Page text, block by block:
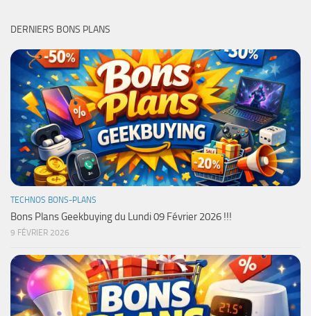
DERNIERS BONS PLANS
TECHNOS BONS-PLANS
Bons Plans Geekbuying du Lundi 09 Février 2026 !!!
9 FÉVRIER 2026